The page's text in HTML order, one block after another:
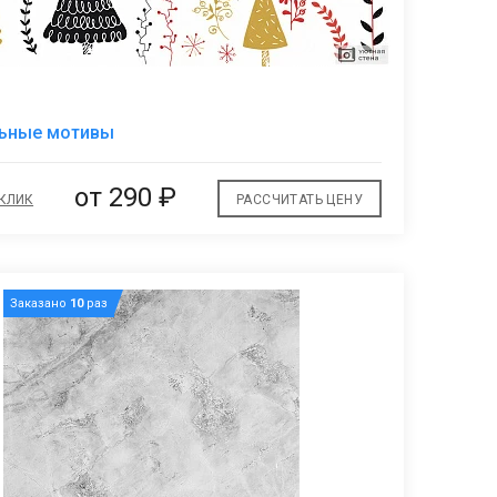
мотивы
от 290 ₽ РАССЧИТАТЬ ЦЕНУ
Заказано 10раз